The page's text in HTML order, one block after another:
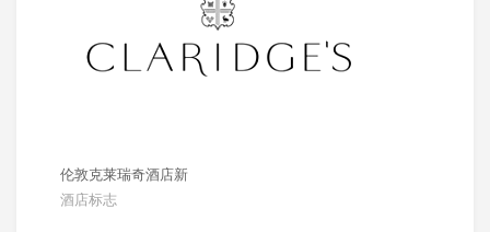
伦敦克莱瑞奇酒店新
酒店标志